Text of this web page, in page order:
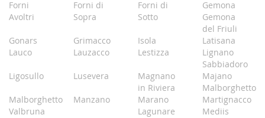
Forni
Avoltri
Forni di
Sopra
Forni di
Sotto
Gemona
Gemona
del Friuli
Gonars
Grimacco Isola
Latisana
Lauco
Lauzacco Lestizza
Lignano
Sabbiadoro
Ligosullo
Lusevera
Magnano
in Riviera
Majano
Malborghetto
Malborghetto
Valbruna
Manzano
Marano
Lagunare
Martignacco
Mediis